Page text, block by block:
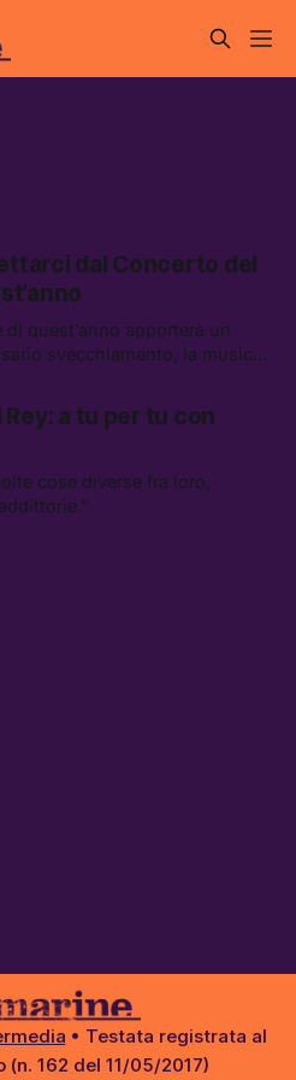
dal Concerto del
quest’anno apporterà un
svecchiamento, la musica
a tu per tu con
cose diverse fra loro,
• Testata registrata al
162 del 11/05/2017)